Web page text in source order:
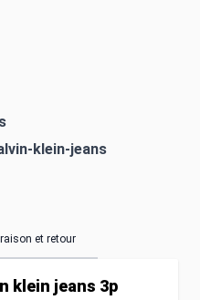
klein-jeans
et retour
klein jeans 3p